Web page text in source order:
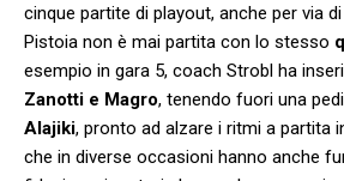
cinque partite di playout, anche per via
Pistoia non è mai partita con lo stesso
esempio in gara 5, coach Strobl ha
Zanotti e Magro, tenendo fuori una
Alajiki, pronto ad alzare i ritmi a partita
che in diverse occasioni hanno anche